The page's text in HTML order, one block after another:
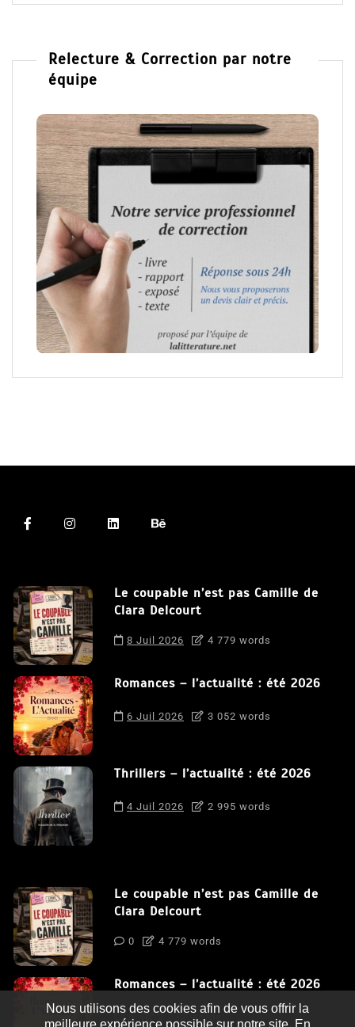
Relecture & Correction par notre
équipe
Le coupable n’est pas Camille de
Clara Delcourt
8 Juil 2026 4 779 words
Romances – l’actualité : été 2026
6 Juil 2026 3 052 words
Thrillers – l’actualité : été 2026
4 Juil 2026 2 995 words
Le coupable n’est pas Camille de
Clara Delcourt
0 4 779 words
Romances – l’actualité : été 2026
0 3 052 words
Nous utilisons des cookies afin de vous offrir la
meilleure expérience possible sur notre site. En